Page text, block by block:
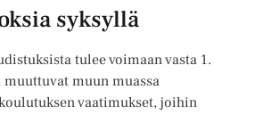
syksyllä
tulee voimaan vasta 1.
muun muassa
vaatimukset, joihin